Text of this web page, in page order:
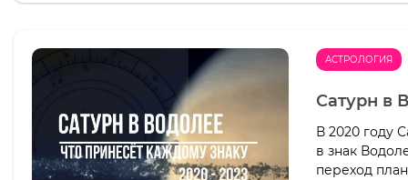
АСТРОЛОГИЯ
Сатурн в
В 2020 году
в знак
переход